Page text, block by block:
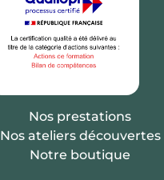
Nos prestations
Nos ateliers découvertes
Notre boutique